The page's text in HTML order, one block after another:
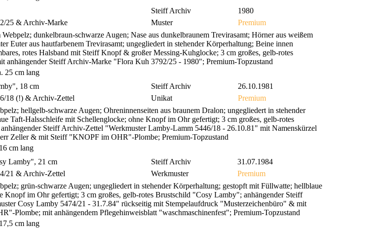
Steiff Archiv
1980
25 & Archiv-Marke Muster
Premium
dunkelbraun-schwarze Augen; Nase aus dunkelbraunem Trevirasamt; Hörner aus weißem
Euter aus hautfarbenem Trevirasamt; ungegliedert in stehender Körperhaltung; Beine innen
rotes Halsband mit Steiff Knopf & großer Messing-Kuhglocke; 3 cm großes, gelb-rotes
anhängender Steiff Archiv-Marke "Flora Kuh 3792/25 - 1980"; Premium-Topzustand
25 cm lang
18 cm Steiff Archiv
26.10.1981
18 (!) & Archiv-Zettel Unikat
Premium
hellgelb-schwarze Augen; Ohreninnenseiten aus braunem Dralon; ungegliedert in stehender
Taft-Halsschleife mit Schellenglocke; ohne Knopf im Ohr gefertigt; 3 cm großes, gelb-rotes
Steiff Archiv-Zettel "Werkmuster Lamby-Lamm 5446/18 - 26.10.81" mit Namenskürzel
Zeller & mit Steiff "KNOPF im OHR"-Plombe; Premium-Topzustand
cm lang
Lamby", 21 cm Steiff Archiv
31.07.1984
21 & Archiv-Zettel Werkmuster
Premium
grün-schwarze Augen; ungegliedert in stehender Körperhaltung; gestopft mit Füllwatte; hellblaue
Knopf im Ohr gefertigt; 3 cm großes, gelb-rotes Brustschild "Cosy Lamby"; anhängender Steiff
Cosy Lamby 5474/21 - 31.7.84" rückseitig mit Stempelaufdruck "Musterzeichenbüro" & mit
Plombe; mit anhängendem Pflegehinweisblatt "waschmaschinenfest"; Premium-Topzustand
cm lang